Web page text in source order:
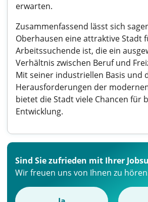
erwarten.
Zusammenfassend lässt sich
Oberhausen eine attraktive Stadt
Arbeitssuchende ist, die ein
Verhältnis zwischen Beruf und
Mit seiner industriellen Basis und
Herausforderungen der
bietet die Stadt viele Chancen für
Entwicklung.
Sind Sie zufrieden mit Ihrer
Wir freuen uns von Ihnen zu